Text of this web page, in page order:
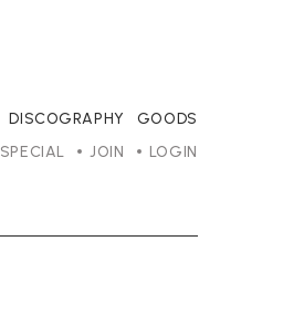
DISCOGRAPHY
GOODS
SPECIAL JOIN LOGIN